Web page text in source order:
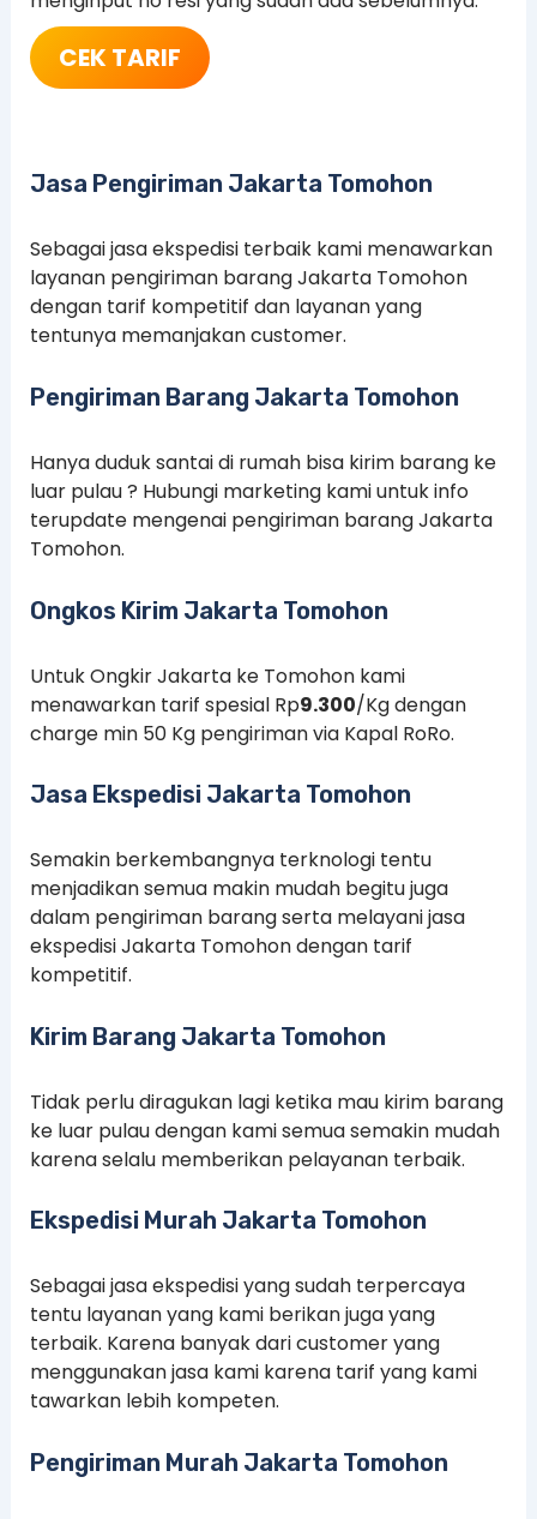
CEK TARIF
Jasa Pengiriman Jakarta Tomohon
Sebagai jasa ekspedisi terbaik kami menawarkan
layanan pengiriman barang Jakarta Tomohon
dengan tarif kompetitif dan layanan yang
tentunya memanjakan customer.
Pengiriman Barang Jakarta Tomohon
Hanya duduk santai di rumah bisa kirim barang ke
luar pulau ? Hubungi marketing kami untuk info
terupdate mengenai pengiriman barang Jakarta
Tomohon.
Ongkos Kirim Jakarta Tomohon
Untuk Ongkir Jakarta ke Tomohon kami
menawarkan tarif spesial Rp9.300/Kg dengan
charge min 50 Kg pengiriman via Kapal RoRo.
Jasa Ekspedisi Jakarta Tomohon
Semakin berkembangnya terknologi tentu
menjadikan semua makin mudah begitu juga
dalam pengiriman barang serta melayani jasa
ekspedisi Jakarta Tomohon dengan tarif
kompetitif.
Kirim Barang Jakarta Tomohon
Tidak perlu diragukan lagi ketika mau kirim barang
ke luar pulau dengan kami semua semakin mudah
karena selalu memberikan pelayanan terbaik.
Ekspedisi Murah Jakarta Tomohon
Sebagai jasa ekspedisi yang sudah terpercaya
tentu layanan yang kami berikan juga yang
terbaik. Karena banyak dari customer yang
menggunakan jasa kami karena tarif yang kami
tawarkan lebih kompeten.
Pengiriman Murah Jakarta Tomohon